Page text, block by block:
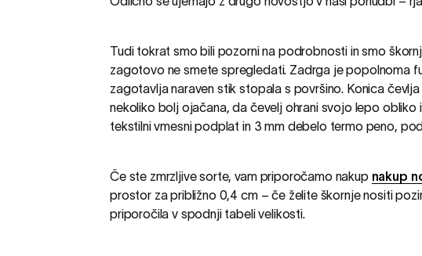
Tudi tokrat smo bili pozorni na podrobnosti in smo
zagotovo ne smete spregledati. Zadrga je popolnoma
zagotavlja naraven stik stopala s površino. Konica
nekoliko bolj ojačana, da čevelj ohrani svojo lepo obliko
tekstilni vmesni podplat in 3 mm debelo termo peno,
Če ste zmrzljive sorte, vam priporočamo nakup nakup
prostor za približno 0,4 cm – če želite škornje nositi
priporočila v spodnji tabeli velikosti.